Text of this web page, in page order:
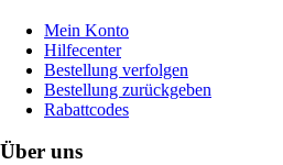
Mein Konto
Hilfecenter
Bestellung verfolgen
Bestellung zurückgeben
Rabattcodes
Über uns